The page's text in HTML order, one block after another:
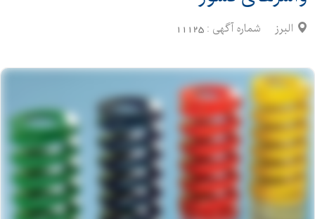
البرز شماره آگهی : 11125